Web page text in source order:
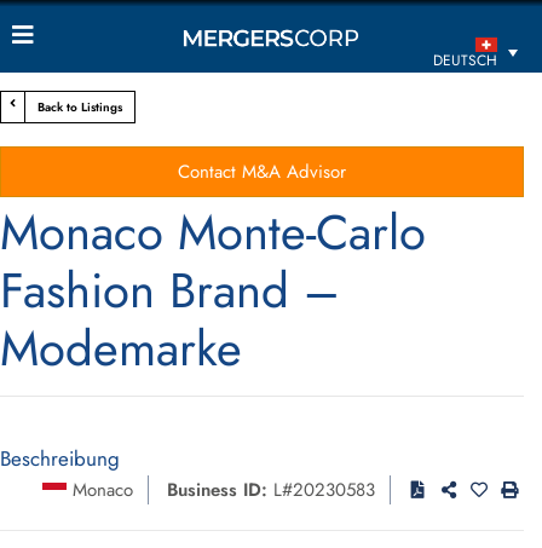
DEUTSCH
Back to Listings
Contact M&A Advisor
Monaco Monte-Carlo
Fashion Brand –
Modemarke
Beschreibung
Monaco Business ID: L#20230583